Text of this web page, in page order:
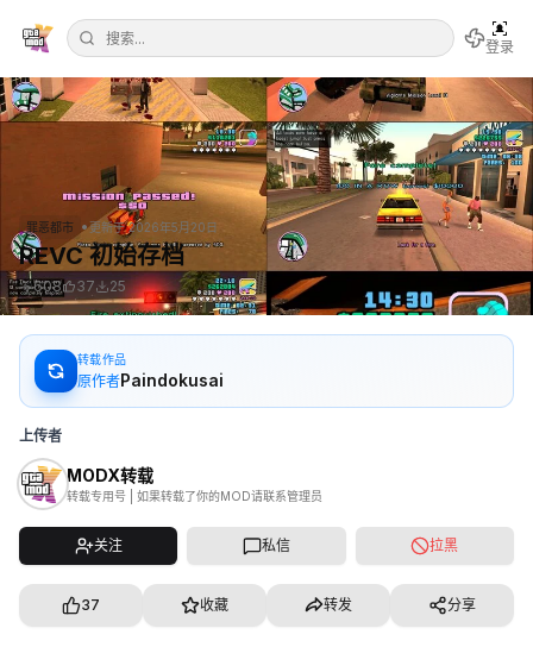
登录
罪恶都市 •更新于2026年5月20日
REVC 初始存档
608 37 25
转载作品
原作者Paindokusai
上传者
MODX转载
转载专用号 | 如果转载了你的MOD请联系管理员
关注 私信 拉黑
37 收藏 转发 分享